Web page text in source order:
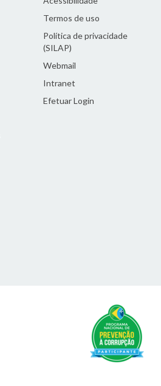
Termos de uso
Política de privacidade
(SILAP)
Webmail
Intranet
Efetuar Login